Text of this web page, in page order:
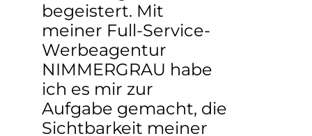
begeistert. Mit
meiner Full-Service-
Werbeagentur
NIMMERGRAU habe
ich es mir zur
Aufgabe gemacht, die
Sichtbarkeit meiner